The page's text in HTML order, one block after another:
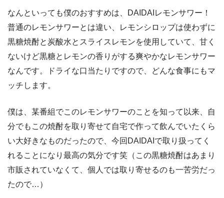
なんといっても僕のおすすめは、DAIDAIレモンサワー！
普通のレモンサワーとは違い、レモンシロップは使わずに
黒糖焼酎と炭酸水とスライスレモンを使用していて、甘く
ないけど黒糖とレモンの香りがする爽やかなレモンサワー
なんです。ドライな口当たりですので、どんな食事にもマ
ッチします。
僕は、某番組でこのレモンサワーのことを知って以来、自
分でもこの焼酎を取り寄せて自宅で作って飲んでいたくら
い大好きなものだったので、今回DAIDAIで取り扱ってく
れることになり最高の気分です笑（この黒糖焼酎はあまり
市販されていなくて、個人では取り寄せるのも一苦労だっ
たので…）